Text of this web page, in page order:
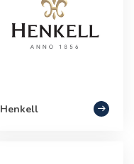
Henkell